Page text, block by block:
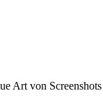
Art von Screenshots